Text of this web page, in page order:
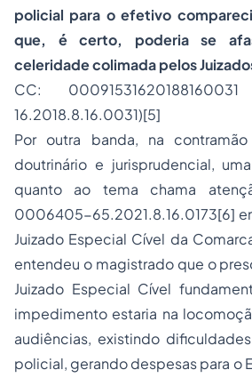
policial para o efetivo
que, é certo, poderia se
celeridade colimada pelos
CC:
16.2018.8.16.0031)[5]
Por outra banda, na
doutrinário e jurisprudencial,
quanto ao tema chama
0006405-65.2021.8.16.0173[6]
Juizado Especial Cível da
entendeu o magistrado que o
Juizado Especial Cível
impedimento estaria na
audiências, existindo
policial, gerando despesas para o